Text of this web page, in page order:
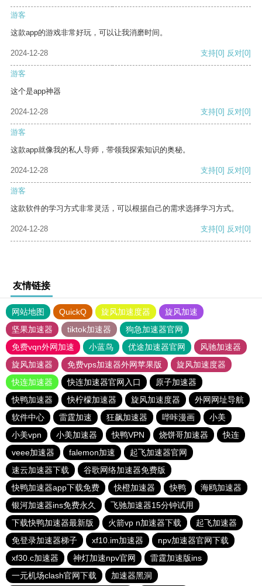
游客
这款app的游戏非常好玩，可以让我消磨时间。
2024-12-28 支持[0] 反对[0]
游客
这个是app神器
2024-12-28 支持[0] 反对[0]
游客
这款app就像我的私人导师，带领我探索知识的奥秘。
2024-12-28 支持[0] 反对[0]
游客
这款软件的学习方式非常灵活，可以根据自己的需求选择学习方式。
2024-12-28 支持[0] 反对[0]
友情链接
网站地图 QuickQ 旋风加速度器
旋风加速
坚果加速器
tiktok加速器
狗急加速器官网
免费vqn外网加速
小蓝鸟 优途加速器官网
风驰加速器
旋风加速器
免费vps加速器外网苹果版
旋风加速度器
快连加速器
快连加速器官网入口
原子加速器
快鸭加速器
快柠檬加速器 旋风加速度器
外网网址导航
软件中心
雷霆加速 狂飙加速器 哔咔漫画
小美
小美vpn
小美加速器 快鸭VPN 烧饼哥加速器
快连
veee加速器
falemon加速
起飞加速器官网
速云加速器下载
谷歌网络加速器免费版
快鸭加速器app下载免费
快橙加速器 快鸭
海鸥加速器
银河加速器ins免费永久
飞驰加速器15分钟试用
下载快鸭加速器最新版
火箭vp n加速器下载
起飞加速器
免登录加速器梯子
xf10.im加速器
npv加速器官网下载
xf30.c加速器
神灯加速npv官网
雷霆加速版ins
一元机场clash官网下载
加速器黑洞